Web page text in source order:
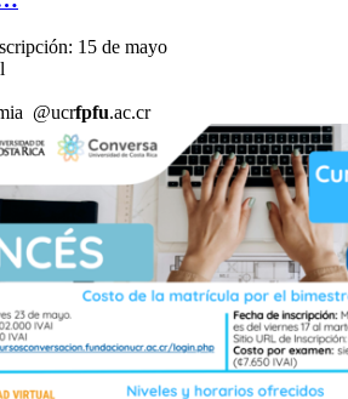
15 de mayo
@ucrfpfu.ac.cr